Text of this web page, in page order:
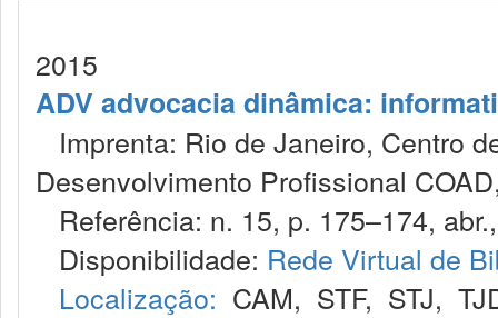
2015
ADV advocacia dinâmica:
Imprenta: Rio de Janeiro, Centro
Desenvolvimento Profissional
Referência: n. 15, p. 175–174,
Disponibilidade: Rede Virtual de
Localização: CAM, STF, STJ,